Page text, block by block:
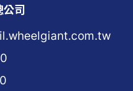
公司